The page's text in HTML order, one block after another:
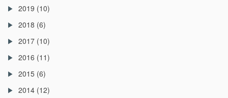
2019 (10)
2018 (6)
2017 (10)
2016 (11)
2015 (6)
2014 (12)